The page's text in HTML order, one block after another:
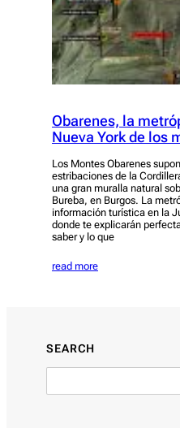
Obarenes, la
Nueva York de los
Los Montes Obarenes
estribaciones de la
una gran muralla natural
Bureba, en Burgos. La
información turística en la
donde te explicarán
saber y lo que
read more
SEARCH